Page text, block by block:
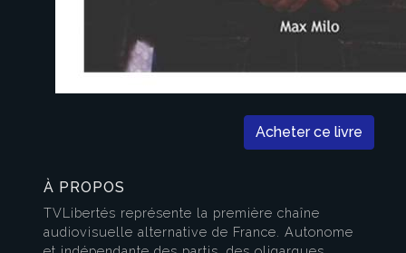
Acheter ce livre
À PROPOS
TVLibertés représente la première chaîne
audiovisuelle alternative de France. Autonome